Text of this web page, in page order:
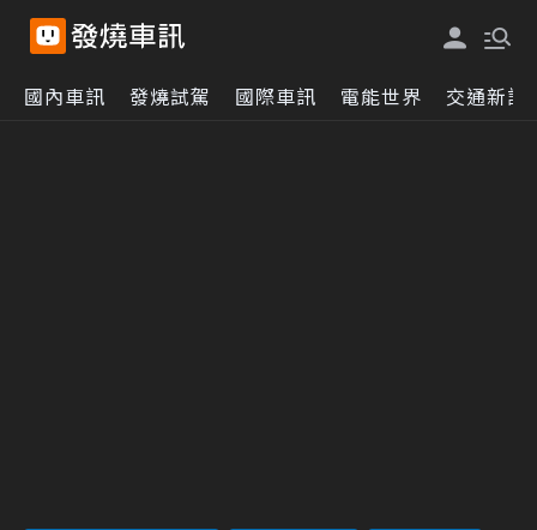
國內車訊 發燒試駕 國際車訊 電能世界 交通新訊